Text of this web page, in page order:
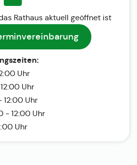
Rathaus aktuell geöffnet ist
Uhr
Uhr
Uhr
- 12:00 Uhr
Uhr